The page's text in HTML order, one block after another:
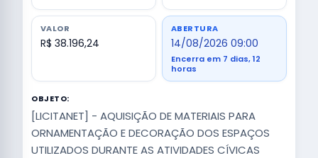
VALOR
R$ 38.196,24
ABERTURA
14/08/2026 09:00
Encerra em 7 dias, 12
horas
OBJETO:
[LICITANET] - AQUISIÇÃO DE MATERIAIS PARA
ORNAMENTAÇÃO E DECORAÇÃO DOS ESPAÇOS
UTILIZADOS DURANTE AS ATIVIDADES CÍVICAS